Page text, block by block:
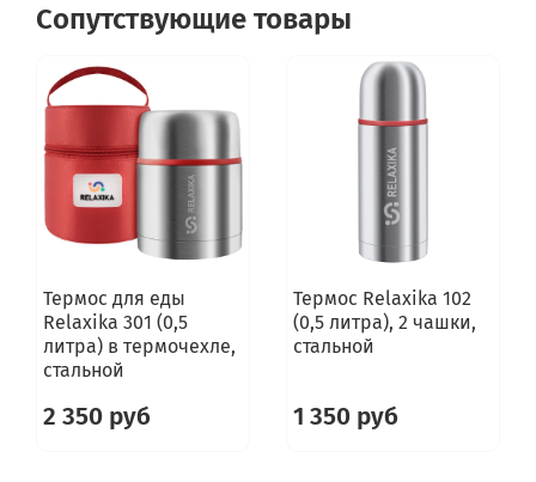
Сопутствующие товары
Термос для еды
Relaxika 301 (0,5
литра) в термочехле,
стальной
2 350 руб
Термос Relaxika 102
(0,5 литра), 2 чашки,
стальной
1 350 руб